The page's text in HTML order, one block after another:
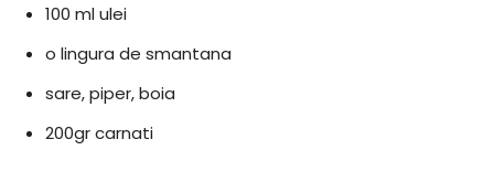
100 ml ulei
o lingura de smantana
sare, piper, boia
200gr carnati